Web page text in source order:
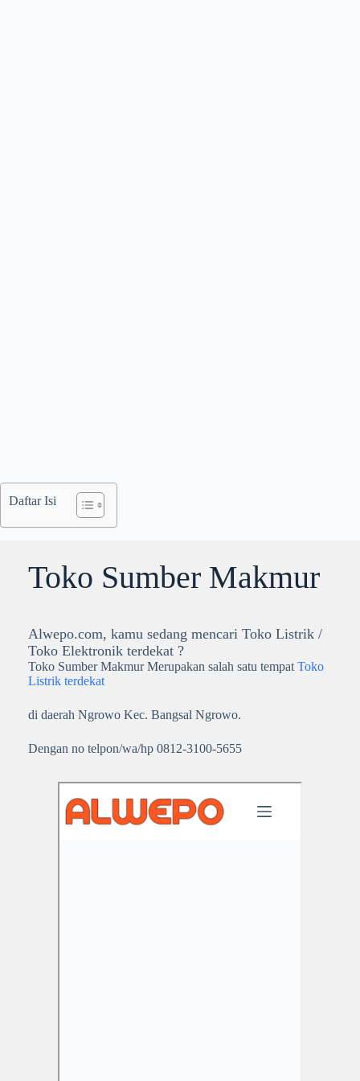
Daftar Isi
Toko Sumber Makmur
Alwepo.com, kamu sedang mencari Toko Listrik /
Toko Elektronik terdekat ?
Toko Sumber Makmur Merupakan salah satu tempat Toko
Listrik terdekat
di daerah Ngrowo Kec. Bangsal Ngrowo.
Dengan no telpon/wa/hp 0812-3100-5655